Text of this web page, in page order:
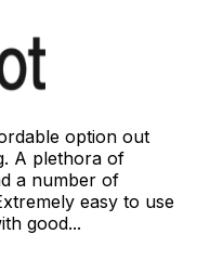
option out
A plethora of
a number of
easy to use
good...